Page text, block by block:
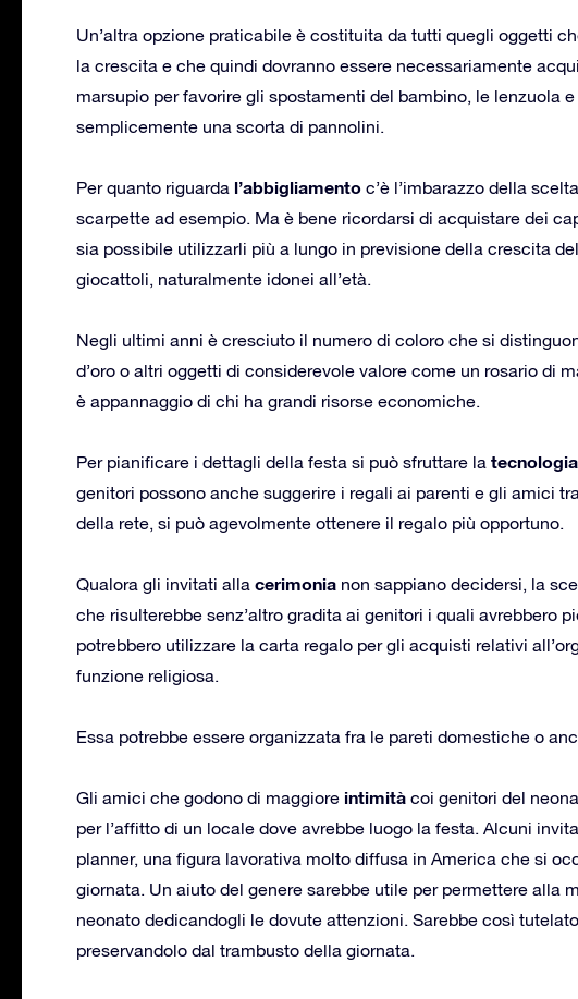
Un’altra opzione praticabile è costituita da tutti quegli oggetti
la crescita e che quindi dovranno essere necessariamente
marsupio per favorire gli spostamenti del bambino, le lenzuola
semplicemente una scorta di pannolini.
Per quanto riguarda l’abbigliamento c’è l’imbarazzo della
scarpette ad esempio. Ma è bene ricordarsi di acquistare dei
sia possibile utilizzarli più a lungo in previsione della crescita
giocattoli, naturalmente idonei all’età.
Negli ultimi anni è cresciuto il numero di coloro che si
d’oro o altri oggetti di considerevole valore come un rosario di
è appannaggio di chi ha grandi risorse economiche.
Per pianificare i dettagli della festa si può sfruttare la tecnologia
genitori possono anche suggerire i regali ai parenti e gli amici
della rete, si può agevolmente ottenere il regalo più opportuno.
Qualora gli invitati alla cerimonia non sappiano decidersi, la
che risulterebbe senz’altro gradita ai genitori i quali avrebbero
potrebbero utilizzare la carta regalo per gli acquisti relativi
funzione religiosa.
Essa potrebbe essere organizzata fra le pareti domestiche o
Gli amici che godono di maggiore intimità coi genitori del
per l’affitto di un locale dove avrebbe luogo la festa. Alcuni
planner, una figura lavorativa molto diffusa in America che si
giornata. Un aiuto del genere sarebbe utile per permettere alla
neonato dedicandogli le dovute attenzioni. Sarebbe così
preservandolo dal trambusto della giornata.